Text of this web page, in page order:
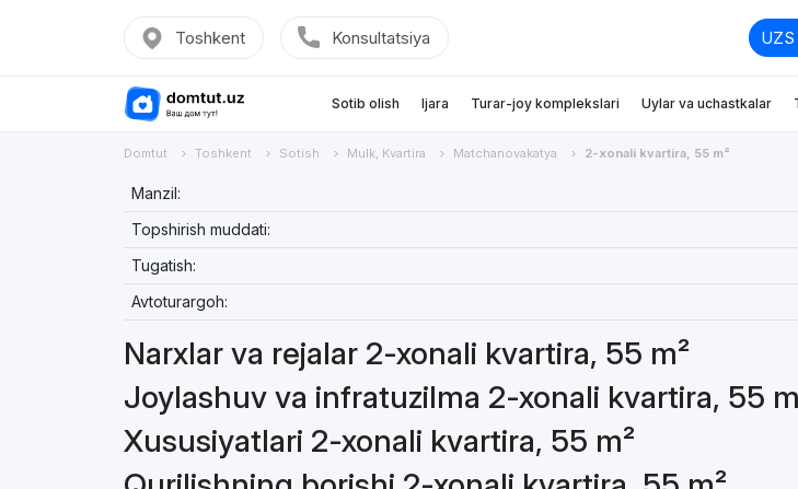
Toshkent Konsultatsiya UZS
Sotib olish Ijara Turar-joy komplekslari Uylar va uchastkalar
Domtut Toshkent Sotish Mulk, Kvartira Matchanovakatya 2-xonali kvartira, 55 m²
Manzil:
Topshirish muddati:
Tugatish:
Avtoturargoh:
Narxlar va rejalar 2-xonali kvartira, 55 m²
Joylashuv va infratuzilma 2-xonali kvartira, 55
Xususiyatlari 2-xonali kvartira, 55 m²